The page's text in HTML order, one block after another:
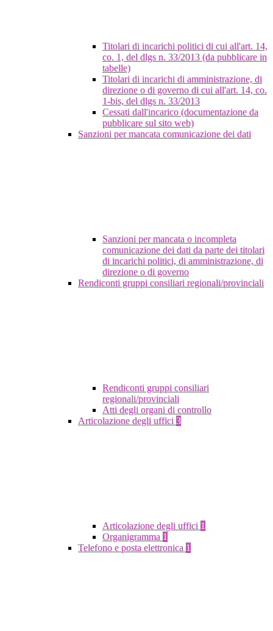
Titolari di incarichi politici di cui all'art. 14,
co. 1, del dlgs n. 33/2013 (da pubblicare in
tabelle)
Titolari di incarichi di amministrazione, di
direzione o di governo di cui all'art. 14, co.
1-bis, del dlgs n. 33/2013
Cessati dall'incarico (documentazione da
pubblicare sul sito web)
Sanzioni per mancata comunicazione dei dati
Sanzioni per mancata o incompleta
comunicazione dei dati da parte dei titolari
di incarichi politici, di amministrazione, di
direzione o di governo
Rendiconti gruppi consiliari regionali/provinciali
Rendiconti gruppi consiliari
regionali/provinciali
Atti degli organi di controllo
Articolazione degli uffici 3
Articolazione degli uffici 1
Organigramma 1
Telefono e posta elettronica 1